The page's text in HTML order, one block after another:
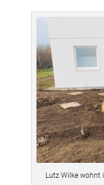
Lutz Wilke wohnt